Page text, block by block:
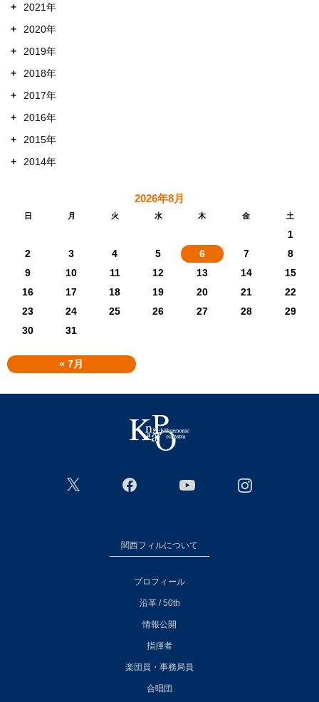
+
2021年
+
2020年
+
2019年
+
2018年
+
2017年
+
2016年
+
2015年
+
2014年
2026年8月
日 月 火 水 木 金 土
« 7月
1
2
3 4 5 6 7
8
9
10 11 12 13 14
15
16
17 18 19 20 21
22
23
24 25 26 27 28
29
30
31
関西フィルについて
プロフィール
沿革 / 50th
情報公開
指揮者
楽団員・事務局員
合唱団